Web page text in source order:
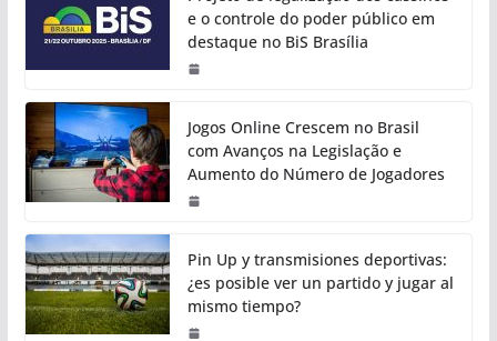
e o controle do poder público em
destaque no BiS Brasília
Jogos Online Crescem no Brasil
com Avanços na Legislação e
Aumento do Número de Jogadores
Pin Up y transmisiones deportivas:
¿es posible ver un partido y jugar al
mismo tiempo?